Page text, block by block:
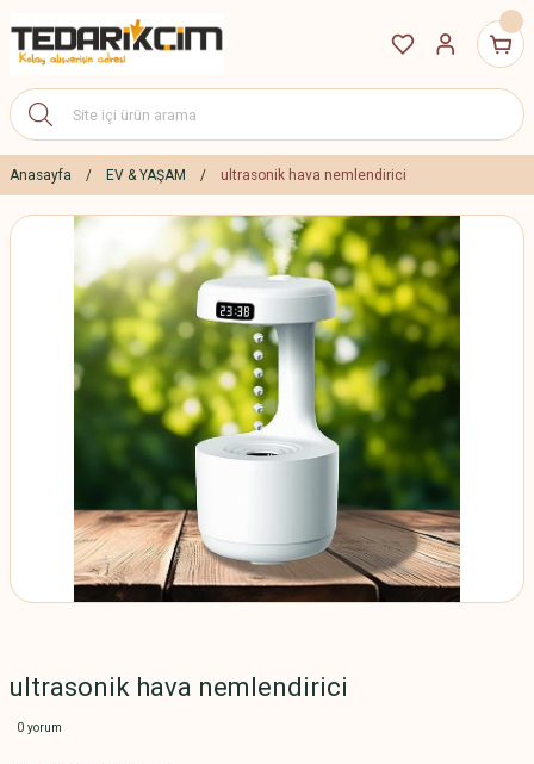
Anasayfa EV & YAŞAM ultrasonik hava nemlendirici
ultrasonik hava nemlendirici
0 yorum